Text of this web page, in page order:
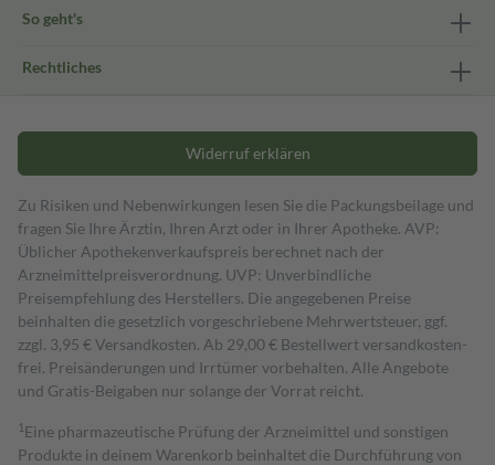
So geht's
Rechtliches
Widerruf erklären
Zu Risiken und Nebenwirkungen lesen Sie die Packungsbeilage und
fragen Sie Ihre Ärztin, Ihren Arzt oder in Ihrer Apotheke. AVP:
Üblicher Apothekenverkaufspreis berechnet nach der
Arzneimittelpreisverordnung. UVP: Unverbindliche
Preisempfehlung des Herstellers. Die angegebenen Preise
beinhalten die gesetzlich vorgeschriebene Mehrwertsteuer, ggf.
zzgl. 3,95 € Versandkosten. Ab 29,00 € Bestell­wert versand­kosten­
frei. Preisänderungen und Irrtümer vorbehalten. Alle Angebote
und Gratis-Beigaben nur solange der Vorrat reicht.
1 Eine pharmazeutische Prüfung der Arzneimittel und sonstigen
Produkte in deinem Warenkorb beinhaltet die Durchführung von